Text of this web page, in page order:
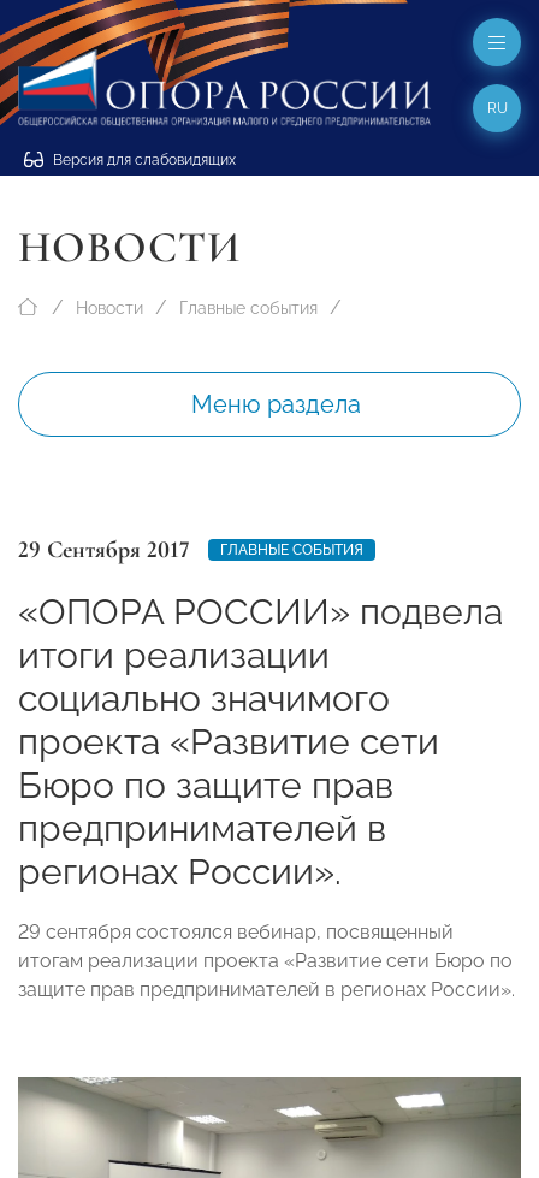
Версия для слабовидящих
RU
НОВОСТИ
Новости Главные события
Меню раздела
29 Сентября 2017 ГЛАВНЫЕ СОБЫТИЯ
«ОПОРА РОССИИ» подвела
итоги реализации
социально значимого
проекта «Развитие сети
Бюро по защите прав
предпринимателей в
регионах России».
29 сентября состоялся вебинар, посвященный
итогам реализации проекта «Развитие сети Бюро по
защите прав предпринимателей в регионах России».